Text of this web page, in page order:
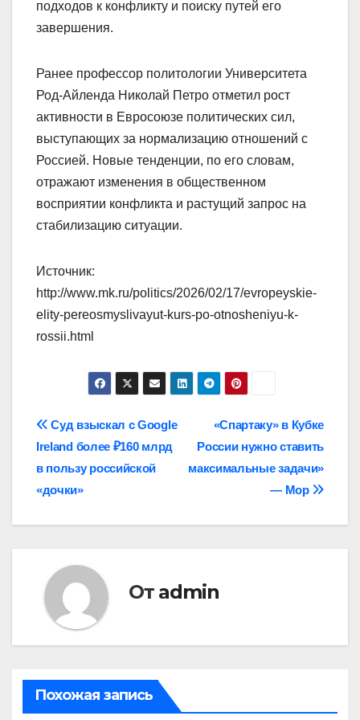
подходов к конфликту и поиску путей его
завершения.
Ранее профессор политологии Университета
Род-Айленда Николай Петро отметил рост
активности в Евросоюзе политических сил,
выступающих за нормализацию отношений с
Россией. Новые тенденции, по его словам,
отражают изменения в общественном
восприятии конфликта и растущий запрос на
стабилизацию ситуации.
Источник:
http://www.mk.ru/politics/2026/02/17/evropeyskie-
elity-pereosmyslivayut-kurs-po-otnosheniyu-k-
rossii.html
Навигация
по
записям
«Спартаку» в Кубке
России нужно ставить
максимальные задачи»
— Мор
Суд взыскал с Google
Ireland более ₽160 млрд
в пользу российской
«дочки»
От admin
Похожая запись